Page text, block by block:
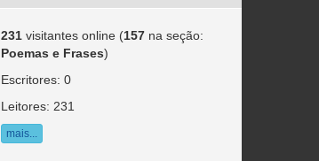
231visitantes online (157na seção:
Poemas e Frases)
Escritores: 0
Leitores: 231
mais...